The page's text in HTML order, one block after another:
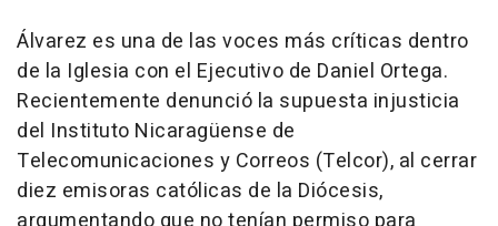
Álvarez es una de las voces más críticas dentro
de la Iglesia con el Ejecutivo de Daniel Ortega.
Recientemente denunció la supuesta injusticia
del Instituto Nicaragüense de
Telecomunicaciones y Correos (Telcor), al cerrar
diez emisoras católicas de la Diócesis,